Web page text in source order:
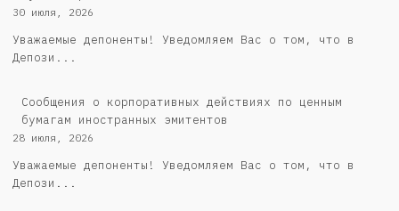
30 июля, 2026
Уважаемые депоненты! Уведомляем Вас о том, что в
Депози...
Сообщения о корпоративных действиях по ценным
бумагам иностранных эмитентов
28 июля, 2026
Уважаемые депоненты! Уведомляем Вас о том, что в
Депози...